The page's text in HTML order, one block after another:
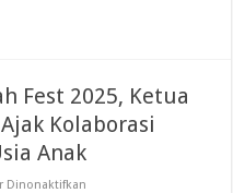
Fest 2025, Ketua
Kolaborasi
Anak
Dinonaktifkan